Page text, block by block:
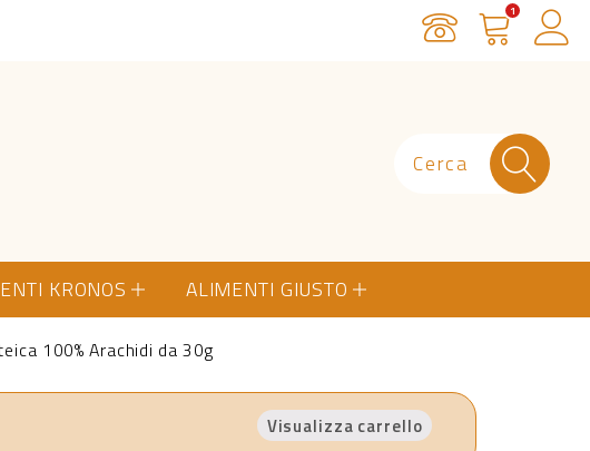
Servizio Clienti
Carrello
1
KRONOS ALIMENTI GIUSTO
100% Arachidi da 30g
Visualizza carrello